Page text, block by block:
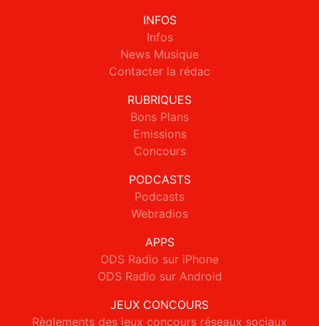
INFOS
Infos
News Musique
Contacter la rédac
RUBRIQUES
Bons Plans
Emissions
Concours
PODCASTS
Podcasts
Webradios
APPS
ODS Radio sur iPhone
ODS Radio sur Android
JEUX CONCOURS
Règlements des jeux concours réseaux sociaux